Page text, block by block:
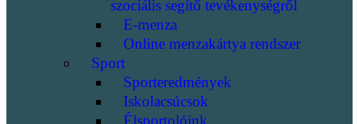
szociális segítő tevékenységről
E-menza
Online menzakártya rendszer
Sport
Sporteredmények
Iskolacsúcsok
Élsportolóink